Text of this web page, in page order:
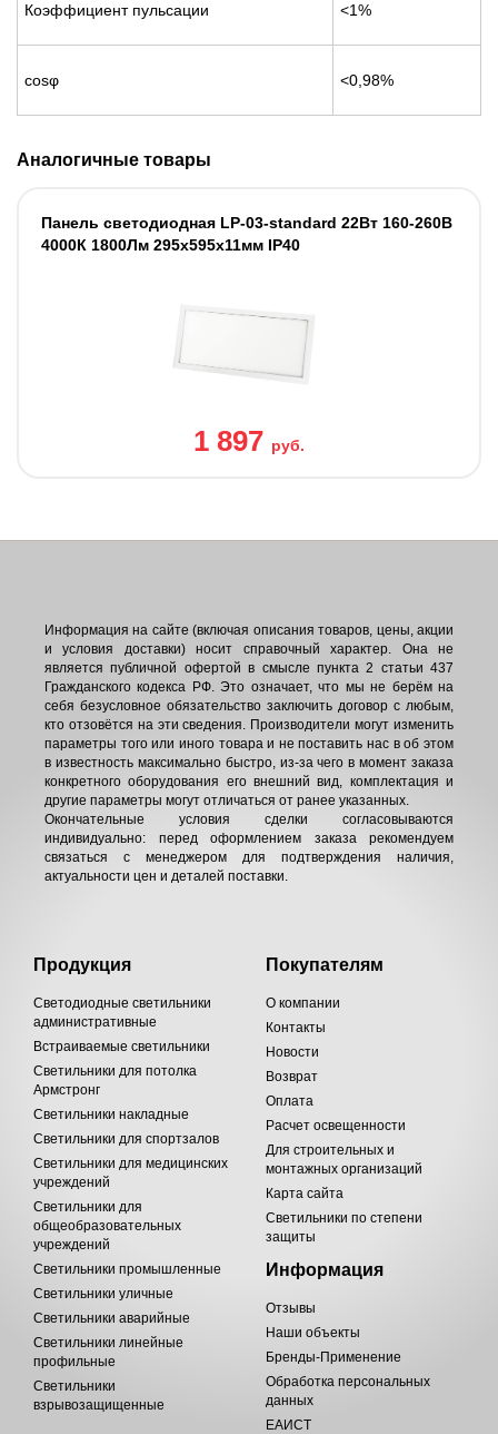
Коэффициент пульсации <1%
cosφ <0,98%
Аналогичные товары
Панель светодиодная LP-03-standard 22Вт 160-260В
4000К 1800Лм 295х595х11мм IP40
1 897 руб.
Информация на сайте (включая описания товаров, цены, акции
и условия доставки) носит справочный характер. Она не
является публичной офертой в смысле пункта 2 статьи 437
Гражданского кодекса РФ. Это означает, что мы не берём на
себя безусловное обязательство заключить договор с любым,
кто отзовётся на эти сведения. Производители могут изменить
параметры того или иного товара и не поставить нас в об этом
в известность максимально быстро, из-за чего в момент заказа
конкретного оборудования его внешний вид, комплектация и
другие параметры могут отличаться от ранее указанных.
Окончательные условия сделки согласовываются
индивидуально: перед оформлением заказа рекомендуем
связаться с менеджером для подтверждения наличия,
актуальности цен и деталей поставки.
Продукция
Светодиодные светильники
административные
Встраиваемые светильники
Светильники для потолка
Армстронг
Светильники накладные
Светильники для спортзалов
Светильники для медицинских
учреждений
Светильники для
общеобразовательных
учреждений
Светильники промышленные
Светильники уличные
Светильники аварийные
Светильники линейные
профильные
Светильники
взрывозащищенные
Покупателям
О компании
Контакты
Новости
Возврат
Оплата
Расчет освещенности
Для строительных и
монтажных организаций
Карта сайта
Светильники по степени
защиты
Информация
Отзывы
Наши объекты
Бренды-Применение
Обработка персональных
данных
ЕАИСТ